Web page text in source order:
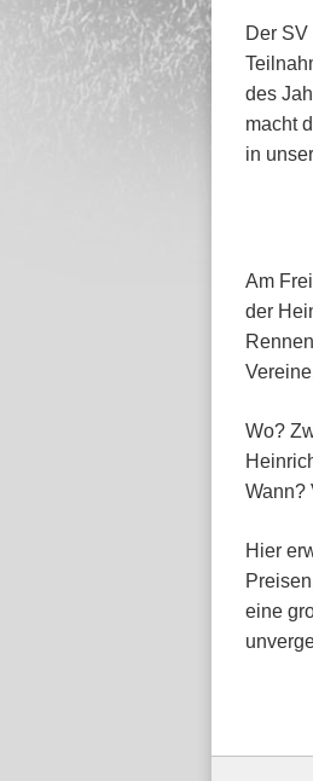
Der
des
macht
in
Am
der
Wo?
Wann?
Hier
eine